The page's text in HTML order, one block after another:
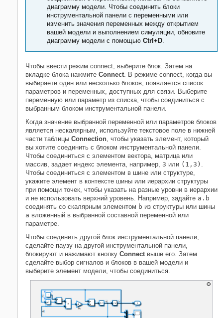
диаграмму модели. Чтобы соединить блоки
инструментальной панели с переменными или
изменить значения переменных между открытием
вашей модели и выполнением симуляции, обновите
диаграмму модели с помощью Ctrl+D.
Чтобы ввести режим connect, выберите блок. Затем на
вкладке блока нажмите Connect. В режиме connect, когда вы
выбираете один или несколько блоков, появляется список
параметров и переменных, доступных для связи. Выберите
переменную или параметр из списка, чтобы соединиться с
выбранным блоком инструментальной панели.
Когда значение выбранной переменной или параметров блоков
является нескалярным, используйте текстовое поле в нижней
части таблицы Connection, чтобы указать элемент, который
вы хотите соединить с блоком инструментальной панели.
Чтобы соединиться с элементом вектора, матрица или
массив, задает индекс элемента, например, 3 или (1,3) .
Чтобы соединиться с элементом в шине или структуре,
укажите элемент в контексте шины или иерархии структуры
при помощи точек, чтобы указать на разные уровни в иерархии
и не использовать верхний уровень. Например, задайте a.b
соединять со скалярным элементом b из структуры или шины
a вложенный в выбранной составной переменной или
параметре.
Чтобы соединить другой блок инструментальной панели,
сделайте паузу на другой инструментальной панели,
блокируют и нажимают кнопку Connectвыше его. Затем
сделайте выбор сигналов и блоков в вашей модели и
выберите элемент модели, чтобы соединиться.